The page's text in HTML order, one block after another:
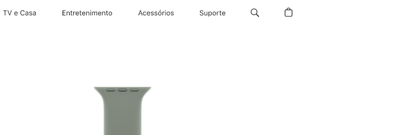
TV e Casa Entretenimento Acessórios Suporte